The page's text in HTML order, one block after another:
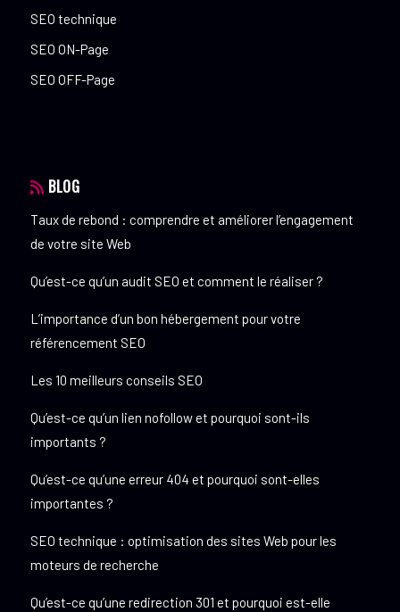
SEO technique
SEO ON-Page
SEO OFF-Page
BLOG
Taux de rebond : comprendre et améliorer l’engagement
de votre site Web
Qu’est-ce qu’un audit SEO et comment le réaliser ?
L’importance d’un bon hébergement pour votre
référencement SEO
Les 10 meilleurs conseils SEO
Qu’est-ce qu’un lien nofollow et pourquoi sont-ils
importants ?
Qu’est-ce qu’une erreur 404 et pourquoi sont-elles
importantes ?
SEO technique : optimisation des sites Web pour les
moteurs de recherche
Qu’est-ce qu’une redirection 301 et pourquoi est-elle